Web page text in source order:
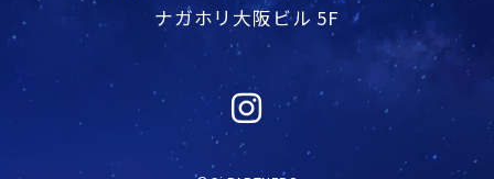
ナガホリ大阪ビル 5F